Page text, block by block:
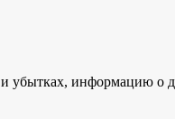
убытках, информацию о